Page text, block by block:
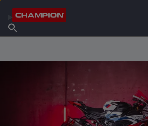
Acerca de champion
Encuentra un punto de venta